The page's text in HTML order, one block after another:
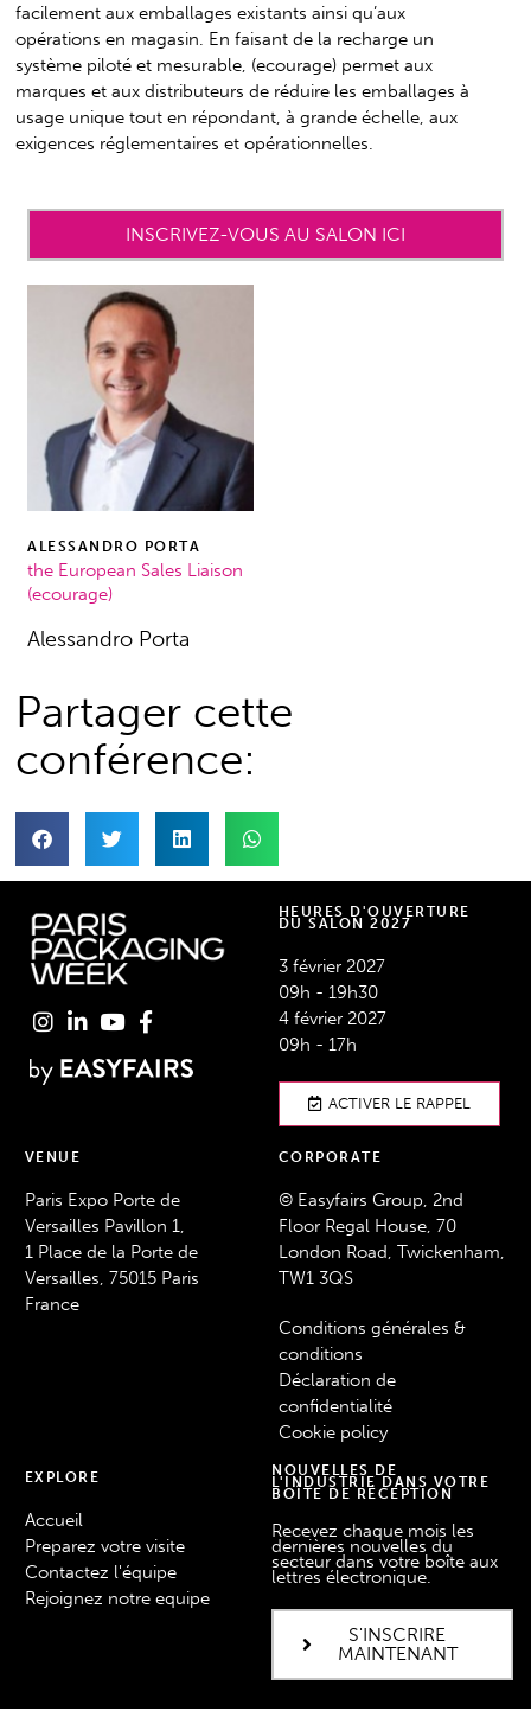
facilement aux emballages existants ainsi qu’aux
opérations en magasin. En faisant de la recharge un
système piloté et mesurable, (ecourage) permet aux
marques et aux distributeurs de réduire les emballages à
usage unique tout en répondant, à grande échelle, aux
exigences réglementaires et opérationnelles.
INSCRIVEZ-VOUS AU SALON ICI
ALESSANDRO PORTA
the European Sales Liaison
(ecourage)
Alessandro Porta
Partager cette
conférence:
HEURES D'OUVERTURE
DU SALON 2027
3 février 2027
09h - 19h30
4 février 2027
09h - 17h
ACTIVER LE RAPPEL
VENUE
Paris Expo Porte de
Versailles Pavillon 1,
1 Place de la Porte de
Versailles, 75015 Paris
France
CORPORATE
© Easyfairs Group, 2nd
Floor Regal House, 70
London Road, Twickenham,
TW1 3QS
Conditions générales &
conditions
Déclaration de
confidentialité
Cookie policy
EXPLORE
Accueil
Preparez votre visite
Contactez l'équipe
Rejoignez notre equipe
NOUVELLES DE
L'INDUSTRIE DANS VOTRE
BOÎTE DE RÉCEPTION
Recevez chaque mois les
dernières nouvelles du
secteur dans votre boîte aux
lettres électronique.
S'INSCRIRE
MAINTENANT